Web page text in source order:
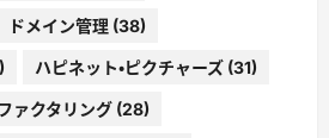
ドメイン管理 (38)
ハピネット・ピクチャーズ (31)
ァクタリング (28)